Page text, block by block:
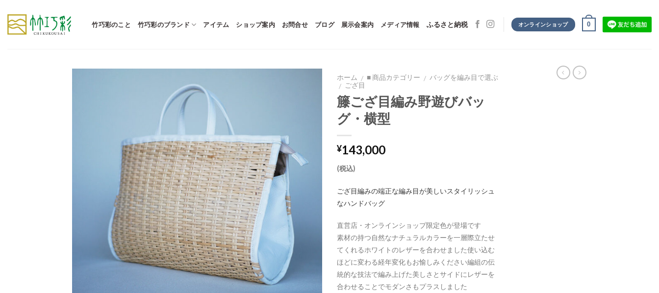
content
竹巧彩のこと 竹巧彩のブランド アイテム ショップ案内 お問合せ ブログ 展示会案内 メディア情報 ふるさと納税 オンラインショップ 0
ホーム / ■ 商品カテゴリー / バッグを編み目で選ぶ
/
ござ目
籐ござ目編み野遊びバッ
グ・横型
¥143,000
(税込)
ござ目編みの端正な編み目が美しいスタイリッシュ
なハンドバッグ
直営店・オンラインショップ限定色が登場です
素材の持つ自然なナチュラルカラーを一層際立たせ
てくれるホワイトのレザーを合わせました使い込む
ほどに変わる経年変化もお愉しみください編組の伝
統的な技法で編み上げた美しさとサイドにレザーを
合わせることでモダンさもプラスしました